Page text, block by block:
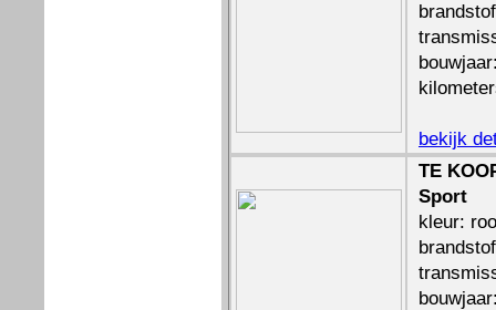
bekijk
TE
Sport
kleur: